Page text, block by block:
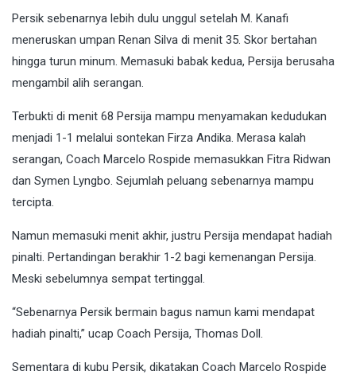
Persik sebenarnya lebih dulu unggul setelah M. Kanafi
meneruskan umpan Renan Silva di menit 35. Skor bertahan
hingga turun minum. Memasuki babak kedua, Persija berusaha
mengambil alih serangan.
Terbukti di menit 68 Persija mampu menyamakan kedudukan
menjadi 1-1 melalui sontekan Firza Andika. Merasa kalah
serangan, Coach Marcelo Rospide memasukkan Fitra Ridwan
dan Symen Lyngbo. Sejumlah peluang sebenarnya mampu
tercipta.
Namun memasuki menit akhir, justru Persija mendapat hadiah
pinalti. Pertandingan berakhir 1-2 bagi kemenangan Persija.
Meski sebelumnya sempat tertinggal.
“Sebenarnya Persik bermain bagus namun kami mendapat
hadiah pinalti,” ucap Coach Persija, Thomas Doll.
Sementara di kubu Persik, dikatakan Coach Marcelo Rospide